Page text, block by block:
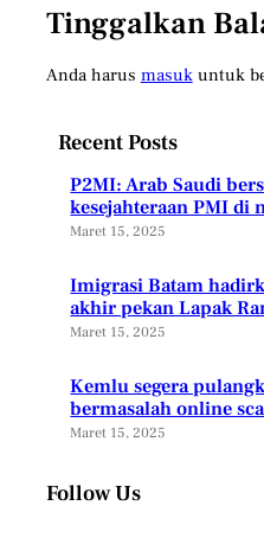
Tinggalkan
Anda harus masukuntuk
Recent Posts
P2MI: Arab Saudi
kesejahteraan PMI di
Maret 15, 2025
Imigrasi Batam
akhir pekan Lapak
Maret 15, 2025
Kemlu segera
bermasalah online
Maret 15, 2025
Follow Us